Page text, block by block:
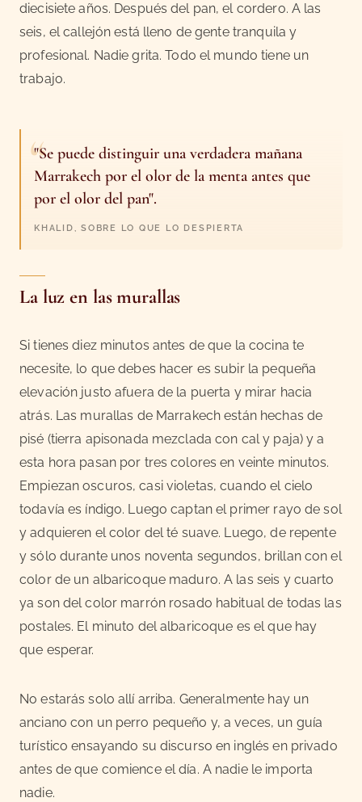
diecisiete años. Después del pan, el cordero. A las
seis, el callejón está lleno de gente tranquila y
profesional. Nadie grita. Todo el mundo tiene un
trabajo.
"Se puede distinguir una verdadera mañana
Marrakech por el olor de la menta antes que
por el olor del pan".
KHALID, SOBRE LO QUE LO DESPIERTA
La luz en las murallas
Si tienes diez minutos antes de que la cocina te
necesite, lo que debes hacer es subir la pequeña
elevación justo afuera de la puerta y mirar hacia
atrás. Las murallas de Marrakech están hechas de
pisé (tierra apisonada mezclada con cal y paja) y a
esta hora pasan por tres colores en veinte minutos.
Empiezan oscuros, casi violetas, cuando el cielo
todavía es índigo. Luego captan el primer rayo de sol
y adquieren el color del té suave. Luego, de repente
y sólo durante unos noventa segundos, brillan con el
color de un albaricoque maduro. A las seis y cuarto
ya son del color marrón rosado habitual de todas las
postales. El minuto del albaricoque es el que hay
que esperar.
No estarás solo allí arriba. Generalmente hay un
anciano con un perro pequeño y, a veces, un guía
turístico ensayando su discurso en inglés en privado
antes de que comience el día. A nadie le importa
nadie.